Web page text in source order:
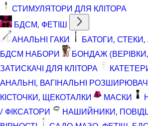
СТИМУЛЯТОРИ ДЛЯ КЛІТОРА
БДСМ, ФЕТІШ
АНАЛЬНІ ГАКИ
БАТОГИ,
БДСМ НАБОРИ
БОНДАЖ
ЗАТИСКАЧІ ДЛЯ КЛІТОРА
АНАЛЬНІ, ВАГІНАЛЬНІ
КІСТОЧКИ, ЩЕКОТАЛКИ
МАСКИ
/ ФІКСАТОРИ
НАШИЙНИКИ,